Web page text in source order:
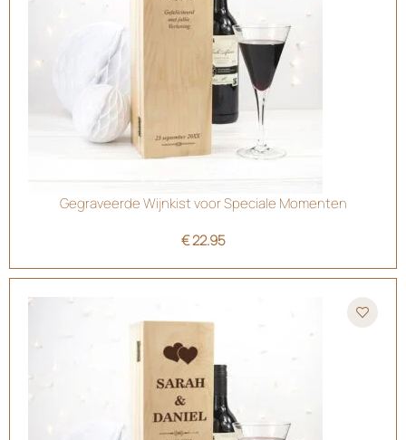
Gegraveerde Wijnkist voor Speciale Momenten
€22.95